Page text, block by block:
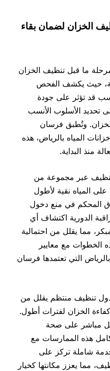
الخزان لضمان بقاء
ما قبل تنظيف الخزان
حيث يكشف الفحص
تؤثر على جودة
الأسلوب الأنسب
وتُطبق فرسان
المياه بالرياض، هذه
البداية.
عبر مجموعة من
المياه نقية لأطول
في منع دخول
الدورية اكتشاف أي
يقلل من احتمالية
مع معايير
التي تعتمدها فرسان
تنظيف منتظم يقلل من
الخزان لفترات أطول.
على صحة
هذه الممارسات مع
تركز على
مما يعزز مكانتها كخيار